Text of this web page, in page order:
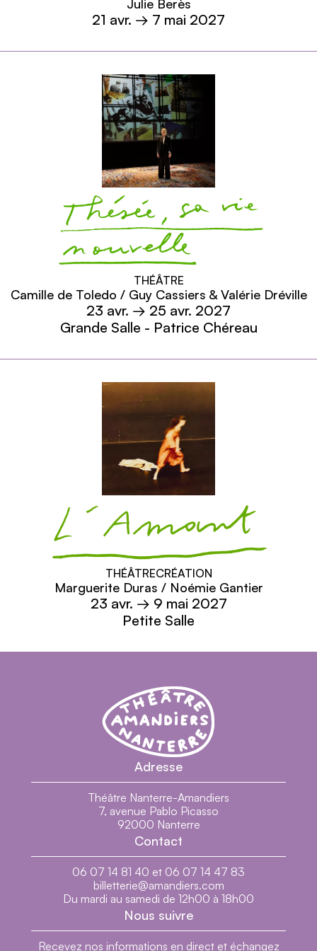
Julie Berès
21 avr. → 7 mai 2027
Thésée, sa vie nouvelle
THÉÂTRE
Camille de Toledo / Guy Cassiers & Valérie Dréville
23 avr. → 25 avr. 2027
Grande Salle - Patrice Chéreau
L'AmantTHÉÂTRECRÉATION
Marguerite Duras / Noémie Gantier
23 avr. → 9 mai 2027
Petite Salle
Théâtre Nanterre-Amandiers - Centre
Théâtre Nanterre-Amandiers
Adresse
Théâtre Nanterre-Amandiers
7, avenue Pablo Picasso
92000 Nanterre
Contact
06 07 14 81 40 et 06 07 14 47 83
billetterie@amandiers.com
Du mardi au samedi de 12h00 à 18h00
Nous suivre
Recevez nos informations en direct et échangez